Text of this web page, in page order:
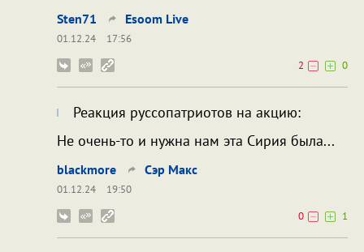
Sten71 Esoom Live
01.12.24
17:56
2
0
Реакция руссопатриотов на акцию:
Не очень-то и нужна нам эта Сирия была...
blackmore Сэр Макс
01.12.24
19:50
0
1